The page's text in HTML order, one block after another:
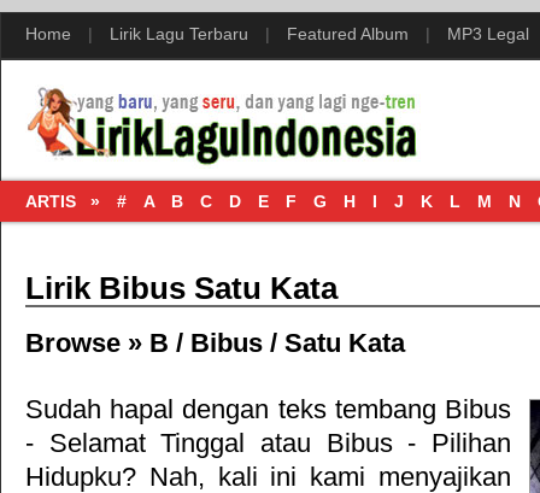
Home | Lirik Lagu Terbaru | Featured Album | MP3 Legal
ARTIS » # A B C D E F G H I J K L M N
Lirik Bibus Satu Kata
Browse » B / Bibus / Satu Kata
Sudah hapal dengan teks tembang Bibus
- Selamat Tinggal atau Bibus - Pilihan
Hidupku? Nah, kali ini kami menyajikan